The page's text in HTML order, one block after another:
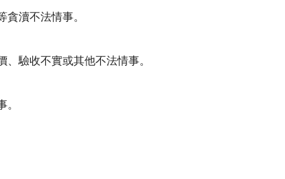
瀆不法情事。
驗收不實或其他不法情事。
。